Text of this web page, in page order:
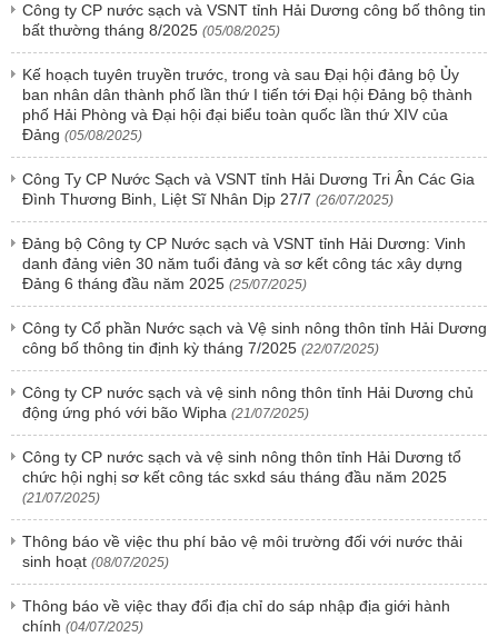
Công ty CP nước sạch và VSNT tỉnh Hải Dương công bố thông tin
bất thường tháng 8/2025 (05/08/2025)
Kế hoạch tuyên truyền trước, trong và sau Đại hội đảng bộ Ủy
ban nhân dân thành phố lần thứ I tiến tới Đại hội Đảng bộ thành
phố Hải Phòng và Đại hội đại biểu toàn quốc lần thứ XIV của
Đảng (05/08/2025)
Công Ty CP Nước Sạch và VSNT tỉnh Hải Dương Tri Ân Các Gia
Đình Thương Binh, Liệt Sĩ Nhân Dịp 27/7 (26/07/2025)
Đảng bộ Công ty CP Nước sạch và VSNT tỉnh Hải Dương: Vinh
danh đảng viên 30 năm tuổi đảng và sơ kết công tác xây dựng
Đảng 6 tháng đầu năm 2025 (25/07/2025)
Công ty Cổ phần Nước sạch và Vệ sinh nông thôn tỉnh Hải Dương
công bố thông tin định kỳ tháng 7/2025 (22/07/2025)
Công ty CP nước sạch và vệ sinh nông thôn tỉnh Hải Dương chủ
động ứng phó với bão Wipha (21/07/2025)
Công ty CP nước sạch và vệ sinh nông thôn tỉnh Hải Dương tổ
chức hội nghị sơ kết công tác sxkd sáu tháng đầu năm 2025
(21/07/2025)
Thông báo về việc thu phí bảo vệ môi trường đối với nước thải
sinh hoạt (08/07/2025)
Thông báo về việc thay đổi địa chỉ do sáp nhập địa giới hành
chính (04/07/2025)